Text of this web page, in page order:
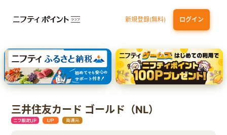
新規登録(無料) ログイン
dカード 九州カードNEXT JCB ORIGINAL SERIES：JCBカード S
三井住友カード ゴールド（NL）（家族カード発行）
【実質初月無料】DMM | Disney+(ディズニープラス) セットプラン
三井住友カード ゴールド（NL）